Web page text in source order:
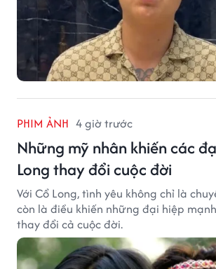
PHIM ẢNH 4 giờ trước
Những mỹ nhân khiến các
Long thay đổi cuộc đời
Với Cổ Long, tình yêu không chỉ là
còn là điều khiến những đại hiệp
thay đổi cả cuộc đời.